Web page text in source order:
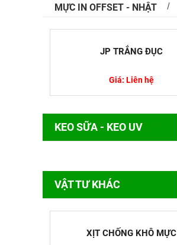
MỰC IN OFFSET - NHẬT
JP TRẮNG ĐỤC
Giá: Liên hệ
KEO SỮA - KEO UV
VẬT TƯ KHÁC
XỊT CHỐNG KHÔ MỰC